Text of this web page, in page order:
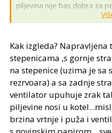
piljevina nije bas dobra za
spresati pa je onda treba
Kak izgleda? Napravljena
stepenicama ,s gornje
na stepenice (uzima je sa
rezrvoara) a sa zadnje
ventilator upuhuje zrak
piljevine nosi u
brzina vrtnje i puža i